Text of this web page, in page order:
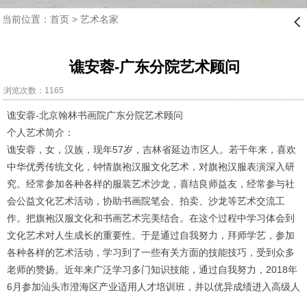
当前位置： 首页> 艺术名家 󰊒
谯安蓉-广东分院艺术顾问
浏览次数：1165
谯安蓉-北京翰林书画院广东分院艺术顾问
个人艺术简介：
谯安蓉，女，汉族，现年57岁，吉林省延边市区人。若干年来，喜欢
中华优秀传统文化，钟情旗袍汉服文化艺术，对旗袍汉服表演深入研
究。经常参加各种各样的服装艺术沙龙，喜结良师益友，经常参与社
会公益文化艺术活动，协助书画院笔会、拍卖、沙龙等艺术交流工
作。把旗袍汉服文化和书画艺术完美结合。在这个过程中学习体会到
文化艺术对人生成长的重要性。于是通过自我努力，拜师学艺，参加
各种各样的艺术活动，学习到了一些有关方面的技能技巧，受到众多
老师的赞扬。近年来广泛学习多门知识技能，通过自我努力，2018年
6月参加汕头市澄海区产业适用人才培训班，并以优异成绩进入高级人